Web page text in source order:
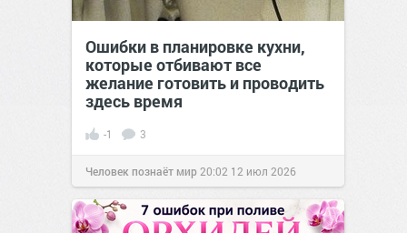
Ошибки в планировке кухни,
которые отбивают все
желание готовить и проводить
здесь время
-1 3
Человек познаёт мир 20:02 12 июл 2026